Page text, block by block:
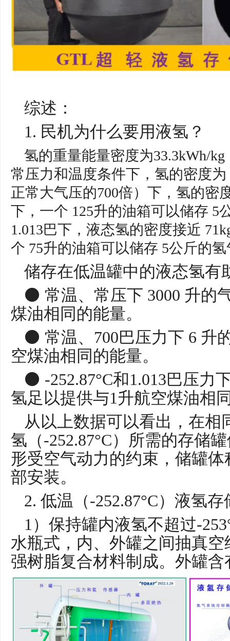
综述：
1. 民机为什么要用液氢？
氢的重量能量密度为33.3kWh/
常压力和温度条件下，氢的密度为
正常大气压的700倍）下，氢的密
下，一个 125升的油箱可以储存 5
1.013巴下，液态氢的密度接近
个 75升的油箱可以储存 5公斤的
储存在低温罐中的液态氢有
⚫ 常温、常压下 3000 升的
煤油相同的能量。
⚫ 常温、700巴压力下 6 升
空煤油相同的能量。
⚫ -252.87°C和1.013巴压力
氢足以提供与1升航空煤油相
从以上数据可以看出，在相
氢（-252.87°C）所需的存储
形受空气动力的约束，储罐
部安装。
2. 低温（-252.87°C）液氢
1）保持罐内液氢不超过-
水瓶式，内、外罐之间抽真
强树脂复合材料制成。外罐